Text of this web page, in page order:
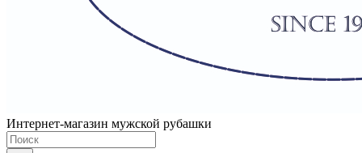
Интернет-магазин мужской рубашки